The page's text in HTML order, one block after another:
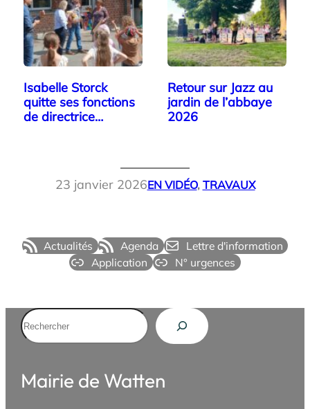
Isabelle Storck
quitte ses fonctions
de directrice…
Retour sur Jazz au
jardin de l’abbaye
2026
23 janvier 2026EN VIDÉO, TRAVAUX
Actualités Agenda
Lettre d'information
Application
N° urgences
Rechercher
Mairie de Watten